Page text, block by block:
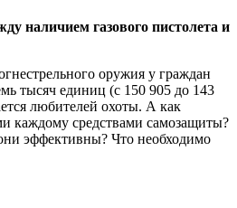
наличием газового пистолета и
оружия у граждан
тысяч единиц (с 150 905 до 143
любителей охоты. А как
каждому средствами самозащиты?
эффективны? Что необходимо